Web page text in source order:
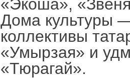
«Экоша»,
Дома культуры
коллективы
«Умырзая» и
«Тюрагай».